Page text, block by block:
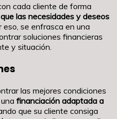
cada cliente de forma
las necesidades y deseos
eso, se enfrasca en una
soluciones financieras
y situación.
las mejores condiciones
financiación adaptada a
que su cliente consiga